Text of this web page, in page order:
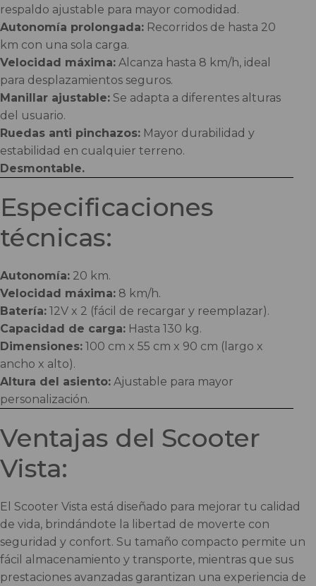
respaldo ajustable para mayor comodidad.
Autonomía prolongada: Recorridos de hasta 20
km con una sola carga.
Velocidad máxima: Alcanza hasta 8 km/h, ideal
para desplazamientos seguros.
Manillar ajustable: Se adapta a diferentes alturas
del usuario.
Ruedas anti pinchazos: Mayor durabilidad y
estabilidad en cualquier terreno.
Desmontable.
Especificaciones
técnicas:
Autonomía: 20 km.
Velocidad máxima: 8 km/h.
Batería: 12V x 2 (fácil de recargar y reemplazar).
Capacidad de carga: Hasta 130 kg.
Dimensiones: 100 cm x 55 cm x 90 cm (largo x
ancho x alto).
Altura del asiento: Ajustable para mayor
personalización.
Ventajas del Scooter
Vista:
El Scooter Vista está diseñado para mejorar tu calidad
de vida, brindándote la libertad de moverte con
seguridad y confort. Su tamaño compacto permite un
fácil almacenamiento y transporte, mientras que sus
prestaciones avanzadas garantizan una experiencia de